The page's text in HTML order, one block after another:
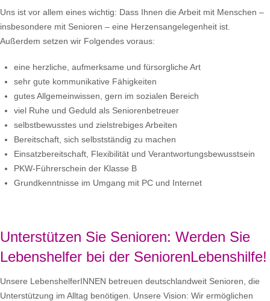
Uns ist vor allem eines wichtig: Dass Ihnen die Arbeit mit Menschen –
insbesondere mit Senioren – eine Herzensangelegenheit ist.
Außerdem setzen wir Folgendes voraus:
eine herzliche, aufmerksame und fürsorgliche Art
sehr gute kommunikative Fähigkeiten
gutes Allgemeinwissen, gern im sozialen Bereich
viel Ruhe und Geduld als Seniorenbetreuer
selbstbewusstes und zielstrebiges Arbeiten
Bereitschaft, sich selbstständig zu machen
Einsatzbereitschaft, Flexibilität und Verantwortungsbewusstsein
PKW-Führerschein der Klasse B
Grundkenntnisse im Umgang mit PC und Internet
Unterstützen Sie Senioren: Werden Sie
Lebenshelfer bei der SeniorenLebenshilfe!
Unsere LebenshelferINNEN betreuen deutschlandweit Senioren, die
Unterstützung im Alltag benötigen. Unsere Vision: Wir ermöglichen